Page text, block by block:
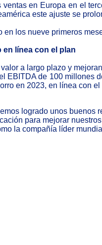
en Europa en el
este ajuste se
los nueve primeros
en línea con el plan
a largo plazo y
EBITDA de 100
en 2023, en línea con
logrado unos
para mejorar
la compañía líder